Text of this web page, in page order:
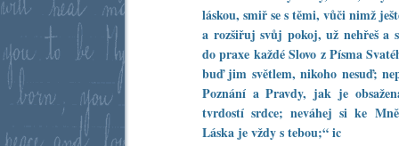
láskou, smiř se s těmi, vůči nimž
a rozšiřuj svůj pokoj, už nehřeš a
do praxe každé Slovo z Písma
buď jim světlem, nikoho nesuď;
Poznání a Pravdy, jak je
tvrdostí srdce; neváhej si ke
Láska je vždy s tebou;“ ic